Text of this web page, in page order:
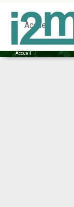
Accueil
dslcreation_logo
Accueil /